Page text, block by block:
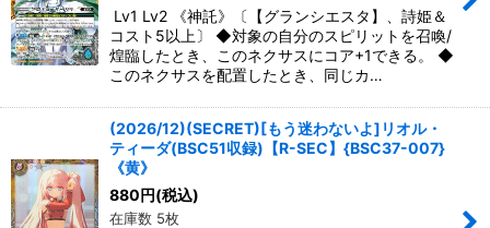
Lv1 Lv2 《神託》〔【グランシエスタ】、詩姫＆
コスト5以上〕 ◆対象の自分のスピリットを召喚/
煌臨したとき、このネクサスにコア+1できる。 ◆
このネクサスを配置したとき、同じカ…
(2026/12)(SECRET)[もう迷わないよ]リオル・
ティーダ(BSC51収録)【R-SEC】{BSC37-007}
《黄》
880円(税込)
在庫数 5枚